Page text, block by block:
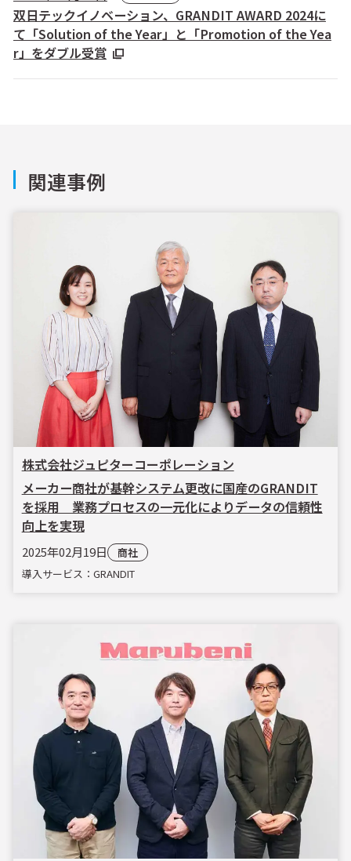
双日テックイノベーション、GRANDIT AWARD 2024に
て「Solution of the Year」と「Promotion of the Yea
r」をダブル受賞
関連事例
株式会社ジュピターコーポレーション
メーカー商社が基幹システム更改に国産のGRANDIT
を採用 業務プロセスの一元化によりデータの信頼性
向上を実現
2025年02月19日
商社
導入サービス：GRANDIT